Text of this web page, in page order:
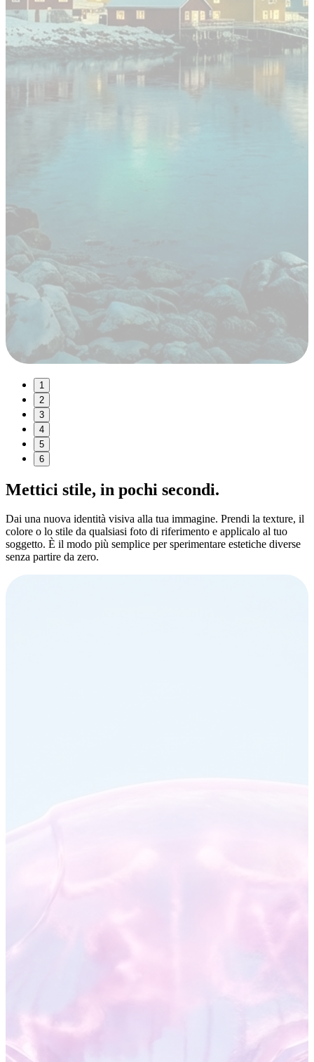
1
2
3
4
5
6
Mettici stile, in pochi secondi.
Dai una nuova identità visiva alla tua immagine. Prendi la texture, il
colore o lo stile da qualsiasi foto di riferimento e applicalo al tuo
soggetto. È il modo più semplice per sperimentare estetiche diverse
senza partire da zero.